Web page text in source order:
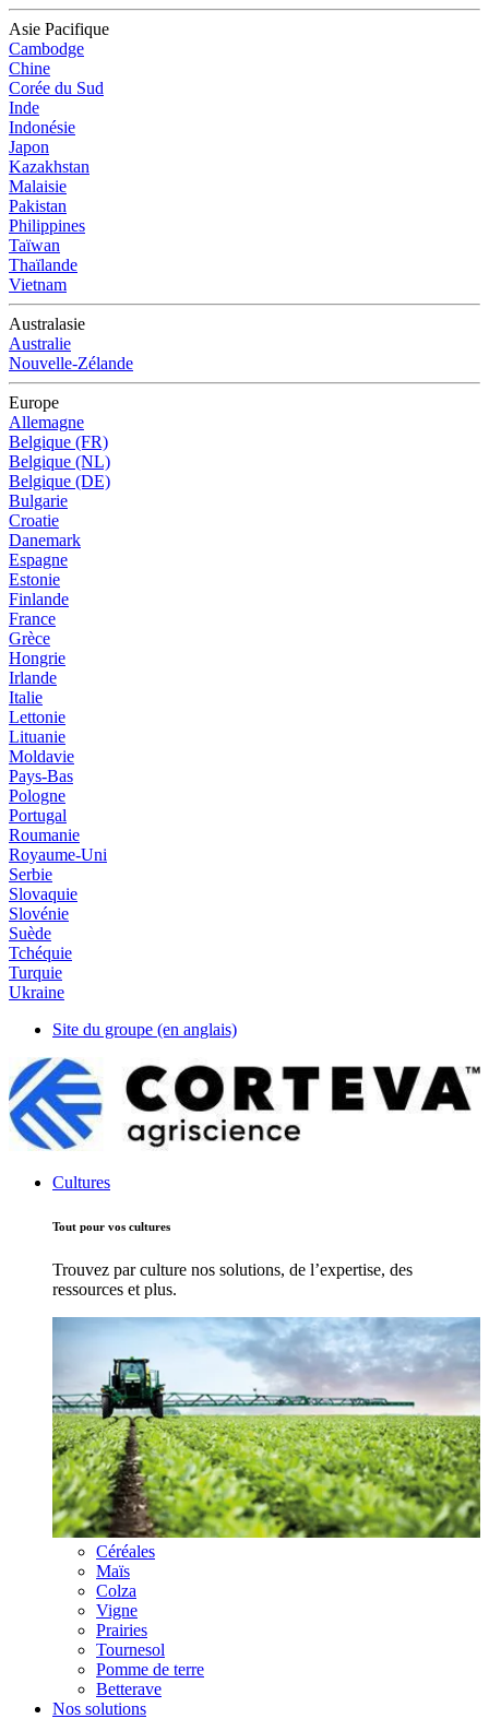
Asie Pacifique
Cambodge
Chine
Corée du Sud
Inde
Indonésie
Japon
Kazakhstan
Malaisie
Pakistan
Philippines
Taïwan
Thaïlande
Vietnam
Australasie
Australie
Nouvelle-Zélande
Europe
Allemagne
Belgique (FR)
Belgique (NL)
Belgique (DE)
Bulgarie
Croatie
Danemark
Espagne
Estonie
Finlande
France
Grèce
Hongrie
Irlande
Italie
Lettonie
Lituanie
Moldavie
Pays-Bas
Pologne
Portugal
Roumanie
Royaume-Uni
Serbie
Slovaquie
Slovénie
Suède
Tchéquie
Turquie
Ukraine
Site du groupe (en anglais)
Cultures
Tout pour vos cultures
Trouvez par culture nos solutions, de l’expertise, des
ressources et plus.
Céréales
Maïs
Colza
Vigne
Prairies
Tournesol
Pomme de terre
Betterave
Nos solutions